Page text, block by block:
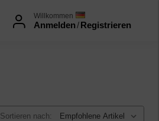
Willkommen
Anmelden/Registrieren
Sortieren nach: